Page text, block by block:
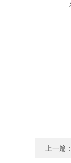
上一篇